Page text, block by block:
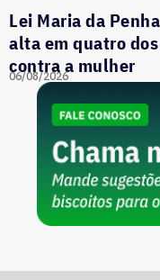
Lei Maria da
alta em quatro
contra a mulher
06/08/2026